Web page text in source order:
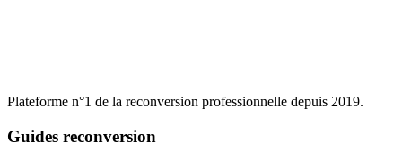
Plateforme n°1 de la reconversion professionnelle depuis 2019.
Guides reconversion